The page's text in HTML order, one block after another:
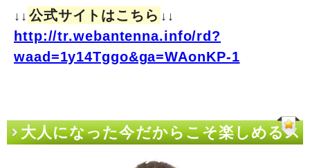
↓↓ 公式サイトはこちら ↓↓
http://tr.webantenna.info/rd?
waad=1y14Tggo&ga=WAonKP-1
大人になった今だからこそ楽しめるス
リムビューティハウス 難波 5講義